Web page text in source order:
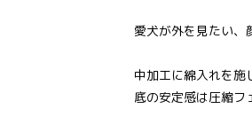
愛犬が外を見たい、
中加工に綿入れを施
底の安定感は圧縮フ